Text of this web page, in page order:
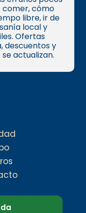
comer, cómo
libre, ir de
local y
Ofertas
descuentos y
actualizan.